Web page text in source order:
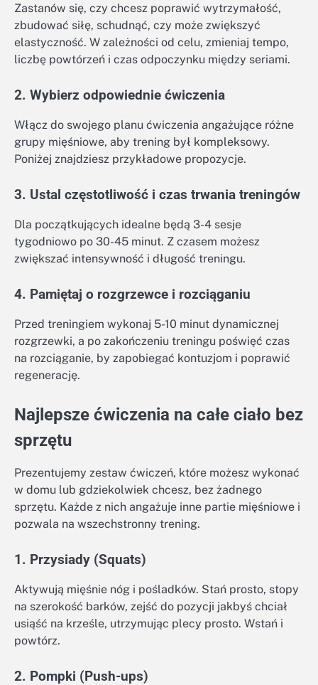
Zastanów się, czy chcesz poprawić wytrzymałość,
zbudować siłę, schudnąć, czy może zwiększyć
elastyczność. W zależności od celu, zmieniaj tempo,
liczbę powtórzeń i czas odpoczynku między seriami.
2. Wybierz odpowiednie ćwiczenia
Włącz do swojego planu ćwiczenia angażujące różne
grupy mięśniowe, aby trening był kompleksowy.
Poniżej znajdziesz przykładowe propozycje.
3. Ustal częstotliwość i czas trwania treningów
Dla początkujących idealne będą 3-4 sesje
tygodniowo po 30-45 minut. Z czasem możesz
zwiększać intensywność i długość treningu.
4. Pamiętaj o rozgrzewce i rozciąganiu
Przed treningiem wykonaj 5-10 minut dynamicznej
rozgrzewki, a po zakończeniu treningu poświęć czas
na rozciąganie, by zapobiegać kontuzjom i poprawić
regenerację.
Najlepsze ćwiczenia na całe ciało bez
sprzętu
Prezentujemy zestaw ćwiczeń, które możesz wykonać
w domu lub gdziekolwiek chcesz, bez żadnego
sprzętu. Każde z nich angażuje inne partie mięśniowe i
pozwala na wszechstronny trening.
1. Przysiady (Squats)
Aktywują mięśnie nóg i pośladków. Stań prosto, stopy
na szerokość barków, zejść do pozycji jakbyś chciał
usiąść na krześle, utrzymując plecy prosto. Wstań i
powtórz.
2. Pompki (Push-ups)